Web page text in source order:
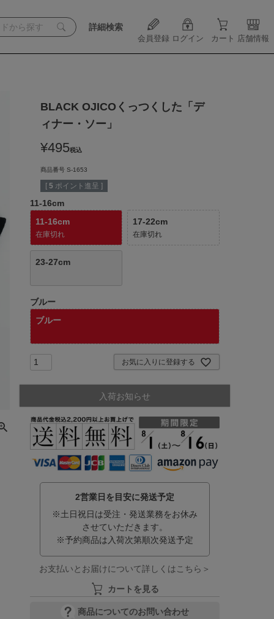
詳細検索
会員登録 ログイン カート 店舗情報
BLACK OJICOくっつくした「デ
ィナー・ソー」
¥495税込
商品番号 S-1653
[ 5 ポイント進呈 ]
11-16cm
11-16cm
在庫切れ
17-22cm
在庫切れ
23-27cm
ブルー
ブルー
お気に入りに登録する
入荷お知らせ
2営業日を目安に発送予定
※土日祝日は受注・発送業務をお休み
させていただきます。
※予約商品は入荷次第順次発送予定
お支払いとお届けについて詳しくはこちら＞
カートを見る
商品についてのお問い合わせ